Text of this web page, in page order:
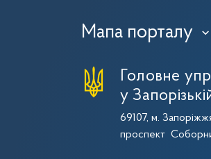
Мапа порталу
Головне
у
69107, м.
проспект